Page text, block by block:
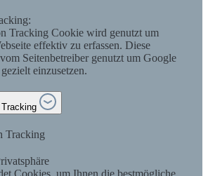
Tracking Cookie wird genutzt um
effektiv zu erfassen. Diese
Seitenbetreiber genutzt um Google
einzusetzen.
Tracking
Cookies, um Ihnen die bestmögliche